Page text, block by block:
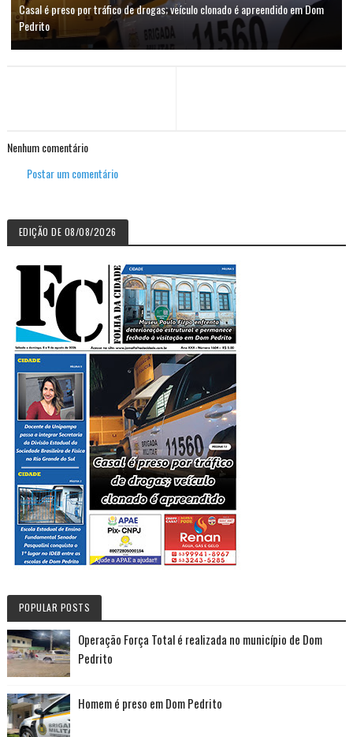
Casal é preso por tráfico de drogas; veículo clonado é apreendido em Dom
Pedrito
Nenhum comentário
Postar um comentário
EDIÇÃO DE 08/08/2026
POPULAR POSTS
Operação Força Total é realizada no município de Dom
Pedrito
Homem é preso em Dom Pedrito